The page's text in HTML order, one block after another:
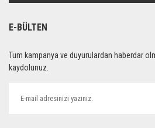
E-BÜLTEN
Tüm kampanya ve duyurulardan haberdar
kaydolunuz.